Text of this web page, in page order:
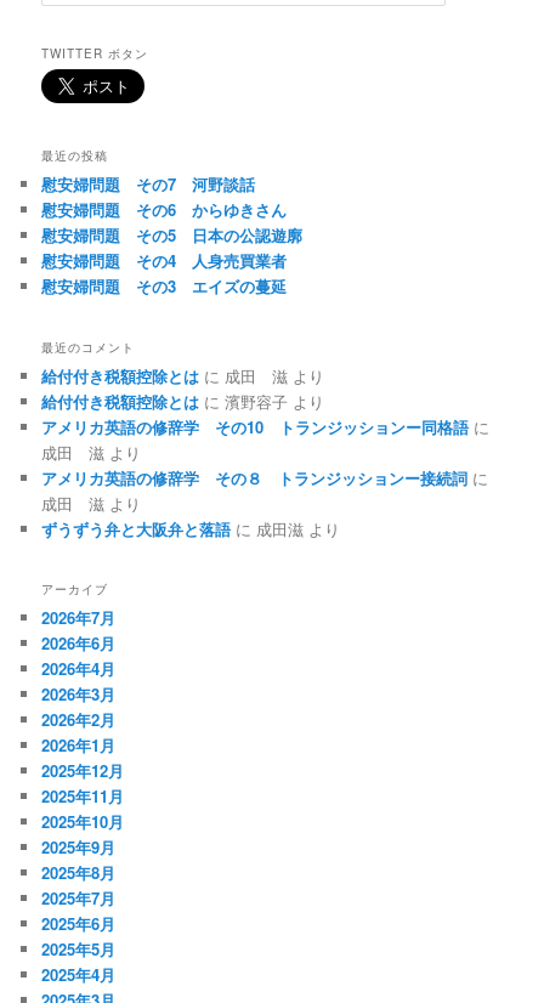
TWITTER ボタン
最近の投稿
慰安婦問題 その7 河野談話
慰安婦問題 その6 からゆきさん
慰安婦問題 その5 日本の公認遊廓
慰安婦問題 その4 人身売買業者
慰安婦問題 その3 エイズの蔓延
最近のコメント
給付付き税額控除とは に 成田 滋 より
給付付き税額控除とは に濱野容子 より
アメリカ英語の修辞学 その10 トランジッションー同格語に
成田 滋 より
アメリカ英語の修辞学 その８ トランジッションー接続詞 に
成田 滋 より
ずうずう弁と大阪弁と落語に 成田滋 より
アーカイブ
2026年7月
2026年6月
2026年4月
2026年3月
2026年2月
2026年1月
2025年12月
2025年11月
2025年10月
2025年9月
2025年8月
2025年7月
2025年6月
2025年5月
2025年4月